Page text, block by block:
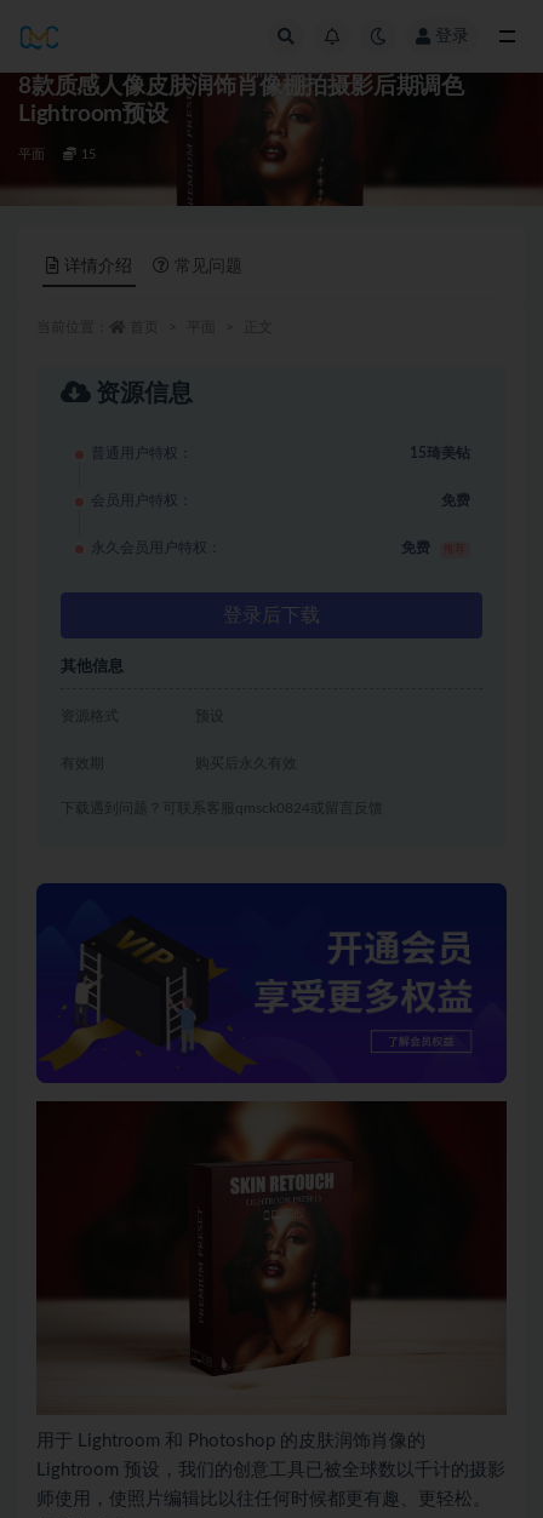
登录
8款质感人像皮肤润饰肖像棚拍摄影后期调色
Lightroom预设
平面 15
详情介绍 常见问题
资源信息
普通用户特权： 15琦美钻
会员用户特权： 免费
永久会员用户特权： 免费
登录后下载
其他信息
资源格式 预设
有效期 购买后永久有效
下载遇到问题？可联系客服qmsck0824或留言反馈
用于 Lightroom 和 Photoshop 的皮肤润饰肖像的
Lightroom 预设，我们的创意工具已被全球数以千计的摄影
师使用，使照片编辑比以往任何时候都更有趣、更轻松。